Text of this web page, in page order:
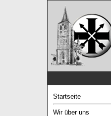
Startseite
Wir über uns